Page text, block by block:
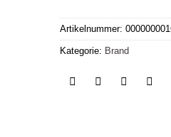
Artikelnummer:
Kategorie: Brand